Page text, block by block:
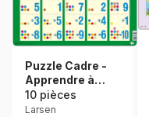
Puzzle Cadre -
Apprendre à
Compter :
L'Addition de 1 à
10 pièces
Larsen